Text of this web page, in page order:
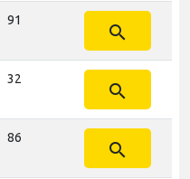
91
search
32
search
86
search